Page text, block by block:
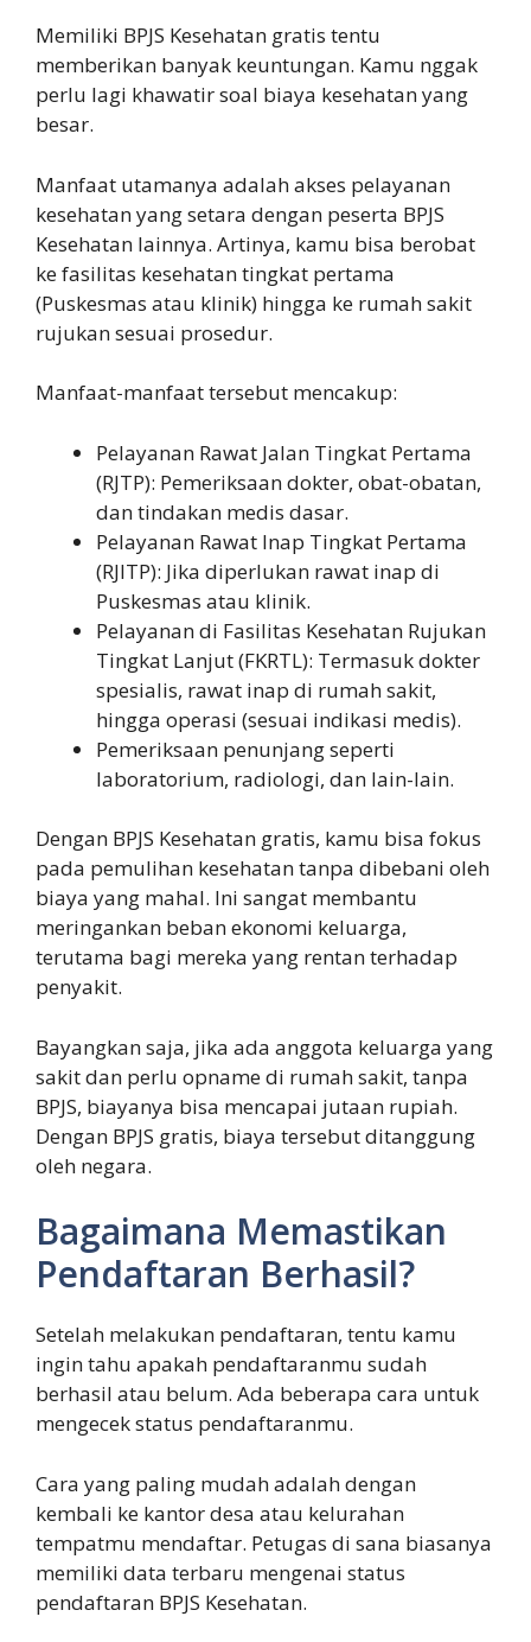
Memiliki BPJS Kesehatan gratis tentu
memberikan banyak keuntungan. Kamu nggak
perlu lagi khawatir soal biaya kesehatan yang
besar.
Manfaat utamanya adalah akses pelayanan
kesehatan yang setara dengan peserta BPJS
Kesehatan lainnya. Artinya, kamu bisa berobat
ke fasilitas kesehatan tingkat pertama
(Puskesmas atau klinik) hingga ke rumah sakit
rujukan sesuai prosedur.
Manfaat-manfaat tersebut mencakup:
Pelayanan Rawat Jalan Tingkat Pertama
(RJTP): Pemeriksaan dokter, obat-obatan,
dan tindakan medis dasar.
Pelayanan Rawat Inap Tingkat Pertama
(RJITP): Jika diperlukan rawat inap di
Puskesmas atau klinik.
Pelayanan di Fasilitas Kesehatan Rujukan
Tingkat Lanjut (FKRTL): Termasuk dokter
spesialis, rawat inap di rumah sakit,
hingga operasi (sesuai indikasi medis).
Pemeriksaan penunjang seperti
laboratorium, radiologi, dan lain-lain.
Dengan BPJS Kesehatan gratis, kamu bisa fokus
pada pemulihan kesehatan tanpa dibebani oleh
biaya yang mahal. Ini sangat membantu
meringankan beban ekonomi keluarga,
terutama bagi mereka yang rentan terhadap
penyakit.
Bayangkan saja, jika ada anggota keluarga yang
sakit dan perlu opname di rumah sakit, tanpa
BPJS, biayanya bisa mencapai jutaan rupiah.
Dengan BPJS gratis, biaya tersebut ditanggung
oleh negara.
Bagaimana Memastikan
Pendaftaran Berhasil?
Setelah melakukan pendaftaran, tentu kamu
ingin tahu apakah pendaftaranmu sudah
berhasil atau belum. Ada beberapa cara untuk
mengecek status pendaftaranmu.
Cara yang paling mudah adalah dengan
kembali ke kantor desa atau kelurahan
tempatmu mendaftar. Petugas di sana biasanya
memiliki data terbaru mengenai status
pendaftaran BPJS Kesehatan.